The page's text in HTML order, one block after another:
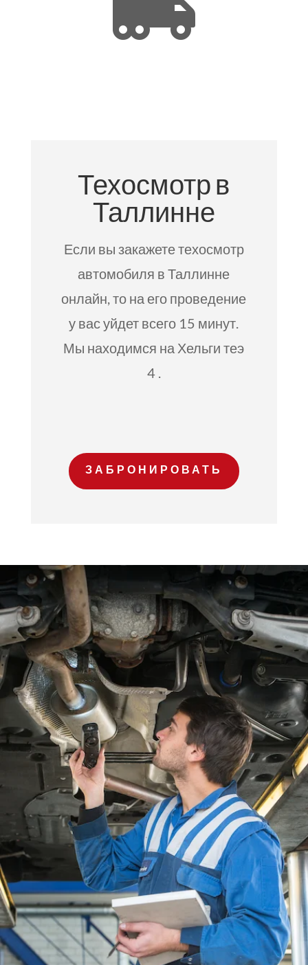
Техосмотр в
Таллинне
Если вы закажете техосмотр
автомобиля в Таллинне
онлайн, то на его проведение
у вас уйдет всего 15 минут.
Мы находимся на Хельги теэ
4 .
ЗАБРОНИРОВАТЬ